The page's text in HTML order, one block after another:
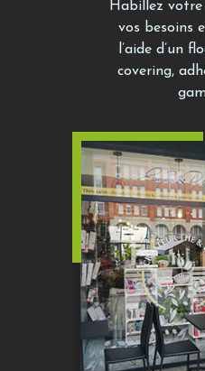
Habillez votre
vos besoins
l’aide d’un
covering,